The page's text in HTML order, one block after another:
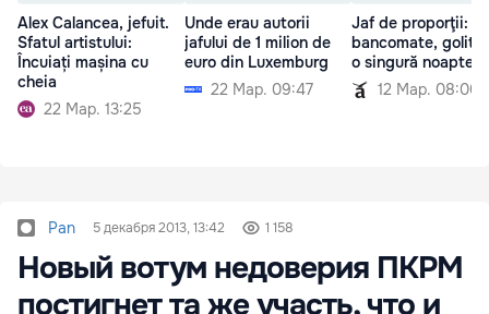
Alex Calancea, jefuit.
Sfatul artistului:
Încuiați mașina cu
cheia
22 Мар. 13:25
Unde erau autorii
jafului de 1 milion de
euro din Luxemburg
22 Мар. 09:47
Jaf de proporţii:
bancomate, golite
o singură noapte
12 Мар. 08:00
Pan 5 декабря 2013, 13:42 1 158
Новый вотум недоверия ПКРМ
постигнет та же участь, что и